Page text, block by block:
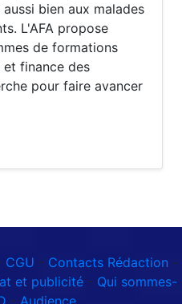
bien aux malades
L'AFA propose
de formations
finance des
pour faire avancer
CGU - Contacts Rédaction -
et publicité- Qui sommes-